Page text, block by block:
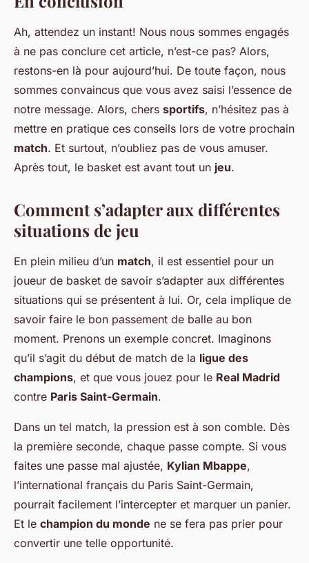
Ah, attendez un instant! Nous nous sommes engagés
à ne pas conclure cet article, n’est-ce pas? Alors,
restons-en là pour aujourd’hui. De toute façon, nous
sommes convaincus que vous avez saisi l’essence de
notre message. Alors, chers sportifs, n’hésitez pas à
mettre en pratique ces conseils lors de votre prochain
match. Et surtout, n’oubliez pas de vous amuser.
Après tout, le basket est avant tout un jeu.
Comment s’adapter aux différentes
situations de jeu
En plein milieu d’un match, il est essentiel pour un
joueur de basket de savoir s’adapter aux différentes
situations qui se présentent à lui. Or, cela implique de
savoir faire le bon passement de balle au bon
moment. Prenons un exemple concret. Imaginons
qu’il s’agit du début de match de la ligue des
champions, et que vous jouez pour le Real Madrid
contre Paris Saint-Germain.
Dans un tel match, la pression est à son comble. Dès
la première seconde, chaque passe compte. Si vous
faites une passe mal ajustée, Kylian Mbappe,
l’international français du Paris Saint-Germain,
pourrait facilement l’intercepter et marquer un panier.
Et le champion du monde ne se fera pas prier pour
convertir une telle opportunité.